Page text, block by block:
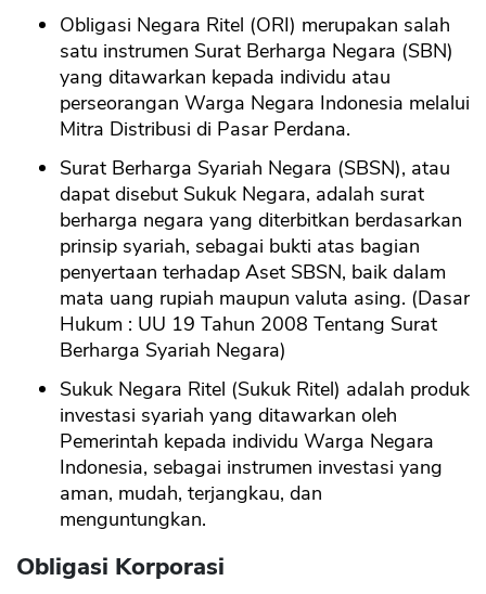
Obligasi Negara Ritel (ORI) merupakan salah
satu instrumen Surat Berharga Negara (SBN)
yang ditawarkan kepada individu atau
perseorangan Warga Negara Indonesia melalui
Mitra Distribusi di Pasar Perdana.
Surat Berharga Syariah Negara (SBSN), atau
dapat disebut Sukuk Negara, adalah surat
berharga negara yang diterbitkan berdasarkan
prinsip syariah, sebagai bukti atas bagian
penyertaan terhadap Aset SBSN, baik dalam
mata uang rupiah maupun valuta asing. (Dasar
Hukum : UU 19 Tahun 2008 Tentang Surat
Berharga Syariah Negara)
Sukuk Negara Ritel (Sukuk Ritel) adalah produk
investasi syariah yang ditawarkan oleh
Pemerintah kepada individu Warga Negara
Indonesia, sebagai instrumen investasi yang
aman, mudah, terjangkau, dan
menguntungkan.
Obligasi Korporasi